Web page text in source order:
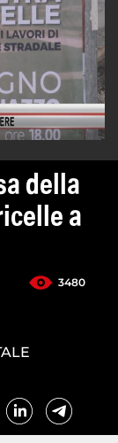
della
a
3480